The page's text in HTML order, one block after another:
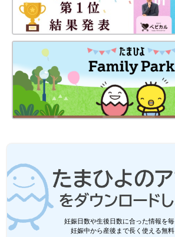
妊娠日数や生後日数に合った情報を
妊娠中から産後まで長く使える無料